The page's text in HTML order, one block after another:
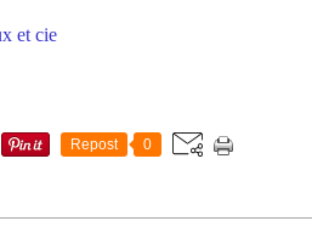
et cie
Repost 0